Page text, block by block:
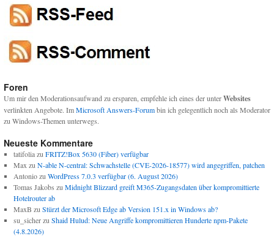
Foren
Um mir den Moderationsaufwand zu ersparen, empfehle ich eines der unterWebsites
verlinkten Angebote. ImMicrosoft Answers-Forumbin ich gelegentlich noch als Moderator
zu Windows-Themen unterwegs.
Neueste Kommentare
tatifoliazu FRITZ!Box 5630 (Fiber) verfügbar
Max zu N-able N-central: Schwachstelle (CVE-2026-18577) wird angegriffen, patchen
Antoniozu WordPress 7.0.3 verfügbar (6. August 2026)
Tomas Jakobs zu Midnight Blizzard greift M365-Zugangsdaten über kompromittierte
Hotelrouter ab
MaxB zu Stürzt der Microsoft Edge ab Version 151.x in Windows ab?
su_sicherzu Shaid Hulud: Neue Angriffe kompromittieren Hunderte npm-Pakete
(4.8.2026)